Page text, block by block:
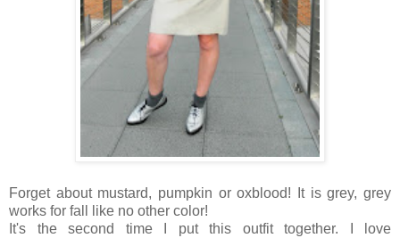
Forget about mustard, pumpkin or oxblood! It is grey, grey
works for fall like no other color!
It's the second time I put this outfit together. I love